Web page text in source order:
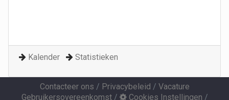
Kalender Statistieken
Contacteer ons / Privacybeleid / Vacature
Gebruikersovereenkomst/ Cookies Instellingen /